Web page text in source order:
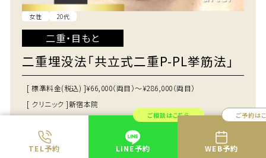
TEL予約
ご相談はこちら
LINE予約
ご予約は
WEB予約
女性 20代
二重・目もと
二重埋没法「共立式二重P-PL挙筋法」
[ 標準料金(税込) ]¥66,000（両目）～¥286,000（両目）
[ クリニック ]新宿本院
この施術の詳細